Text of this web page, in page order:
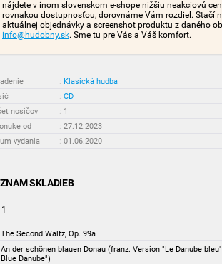
nájdete v inom slovenskom e-shope nižšiu neakciovú
rovnakou dostupnosťou, dorovnáme Vám rozdiel. Stačí
aktuálnej objednávky a screenshot produktu z daného
info@hudobny.sk. Sme tu pre Vás a Váš komfort.
: Klasická hudba
: CD
nosičov
: 1
od
: 27.12.2023
vydania
: 01.06.2020
SKLADIEB
The Second Waltz, Op. 99a
An der schönen blauen Donau (franz. Version "Le Danube
Blue Danube")